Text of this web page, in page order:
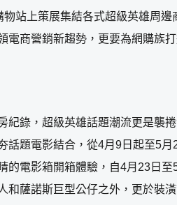
站上策展集結各式超級英雄周
電商營銷新趨勢，更要為網購族
紀錄，超級英雄話題潮流更是襲
話題電影結合，從4月9日起至5
的電影箱開箱體驗，自4月23日
和薩諾斯巨型公仔之外，更於裝